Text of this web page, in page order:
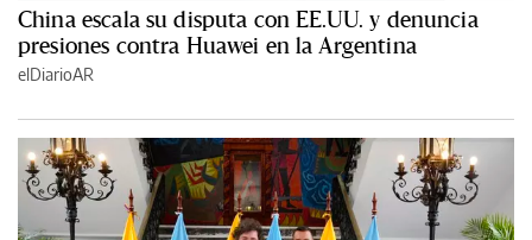
China escala su disputa con EE.UU. y denuncia
presiones contra Huawei en la Argentina
elDiarioAR